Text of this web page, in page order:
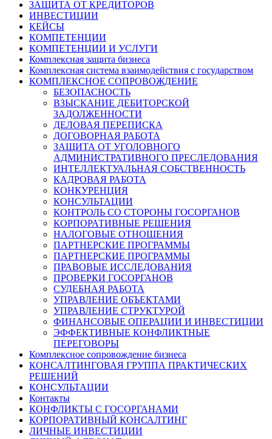
ЗАЩИТА ОТ КРЕДИТОРОВ
ИНВЕСТИЦИИ
КЕЙСЫ
КОМПЕТЕНЦИИ
КОМПЕТЕНЦИИ И УСЛУГИ
Комплексная защита бизнеса
Комплексная система взаимодействия с государством
КОМПЛЕКСНОЕ СОПРОВОЖДЕНИЕ
БЕЗОПАСНОСТЬ
ВЗЫСКАНИЕ ДЕБИТОРСКОЙ
ЗАДОЛЖЕННОСТИ
ДЕЛОВАЯ ПЕРЕПИСКА
ДОГОВОРНАЯ РАБОТА
ЗАЩИТА ОТ УГОЛОВНОГО
АДМИНИСТРАТИВНОГО ПРЕСЛЕДОВАНИЯ
ИНТЕЛЛЕКТУАЛЬНАЯ СОБСТВЕННОСТЬ
КАДРОВАЯ РАБОТА
КОНКУРЕНЦИЯ
КОНСУЛЬТАЦИИ
КОНТРОЛЬ СО СТОРОНЫ ГОСОРГАНОВ
КОРПОРАТИВНЫЕ РЕШЕНИЯ
НАЛОГОВЫЕ ОТНОШЕНИЯ
ПАРТНЕРСКИЕ ПРОГРАММЫ
ПАРТНЕРСКИЕ ПРОГРАММЫ
ПРАВОВЫЕ ИССЛЕДОВАНИЯ
ПРОВЕРКИ ГОСОРГАНОВ
СУДЕБНАЯ РАБОТА
УПРАВЛЕНИЕ ОБЪЕКТАМИ
УПРАВЛЕНИЕ СТРУКТУРОЙ
ФИНАНСОВЫЕ ОПЕРАЦИИ И ИНВЕСТИЦИИ
ЭФФЕКТИВНЫЕ КОНФЛИКТНЫЕ
ПЕРЕГОВОРЫ
Комплексное сопровождение бизнеса
КОНСАЛТИНГОВАЯ ГРУППА ПРАКТИЧЕСКИХ
РЕШЕНИЙ
КОНСУЛЬТАЦИИ
Контакты
КОНФЛИКТЫ С ГОСОРГАНАМИ
КОРПОРАТИВНЫЙ КОНСАЛТИНГ
ЛИЧНЫЕ ИНВЕСТИЦИИ